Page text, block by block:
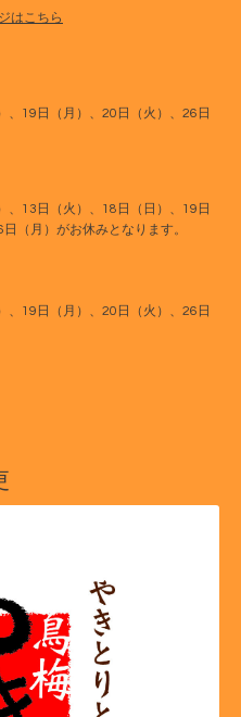
はこちら
、19日（月）、20日（火）、26日
、13日（火）、18日（日）、19日
（月）がお休みとなります。
、19日（月）、20日（火）、26日